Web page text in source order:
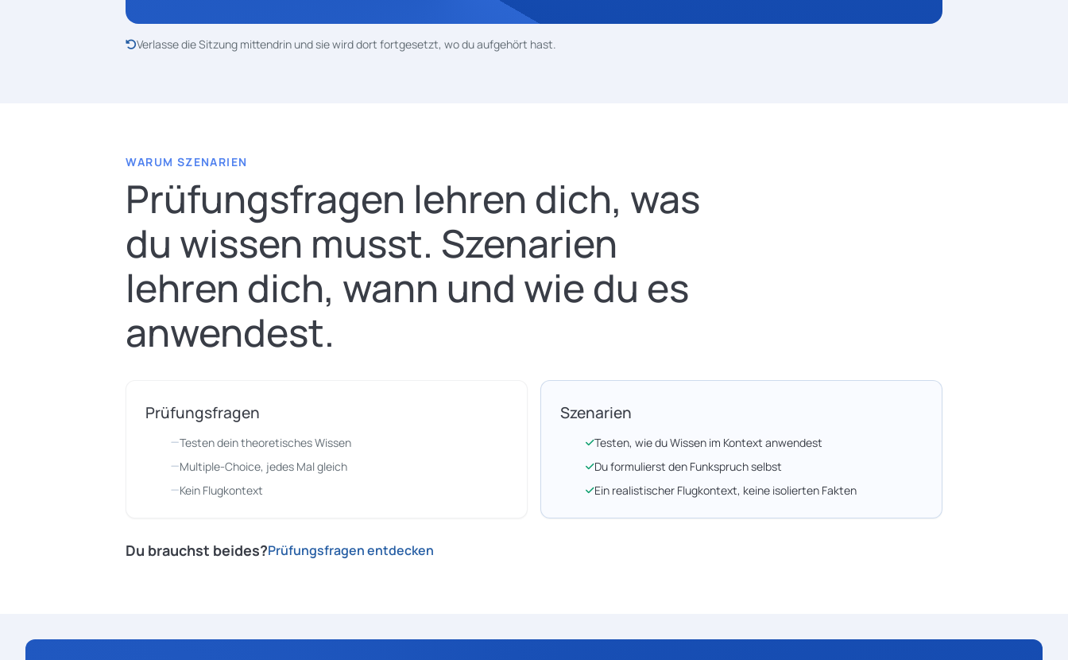
Verlasse die Sitzung mittendrin und sie wird dort fortgesetzt, wo du aufgehört hast.
WARUM SZENARIEN
Prüfungsfragen lehren dich, was
du wissen musst. Szenarien
lehren dich, wann und wie du es
anwendest.
Prüfungsfragen
Testen dein theoretisches Wissen
Multiple-Choice, jedes Mal gleich
Kein Flugkontext
Szenarien
Testen, wie du Wissen im Kontext anwendest
Du formulierst den Funkspruch selbst
Ein realistischer Flugkontext, keine isolierten Fakten
Du brauchst beides?Prüfungsfragen entdecken